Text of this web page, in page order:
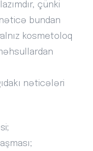
çünki
bundan
kosmetoloq
nəticələri